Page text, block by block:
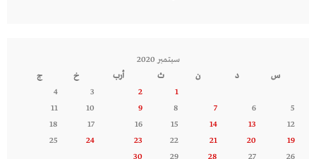
سبتمبر 2020
س
د ن ث أرب خ
ج
1
2
3
4
5
6
7
8
9
10
11
12
13
14
15
16
17
18
19
20
21
22
23
24
25